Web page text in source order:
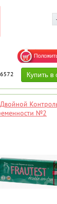
6572
№2